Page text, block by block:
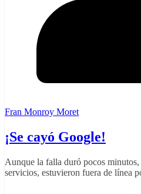
Fran Monroy Moret
¡Se cayó Google!
Aunque la falla duró pocos
servicios, estuvieron fuera de línea